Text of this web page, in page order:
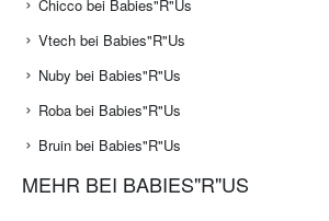
Chicco bei Babies"R"Us
Vtech bei Babies"R"Us
Nuby bei Babies"R"Us
Roba bei Babies"R"Us
Bruin bei Babies"R"Us
MEHR BEI BABIES"R"US